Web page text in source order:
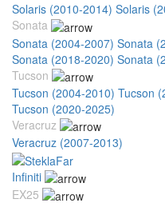
Solaris (2010-2014) Solaris
Sonata
Sonata (2004-2007) Sonata
Sonata (2018-2020) Sonata
Tucson
Tucson (2004-2010) Tucson
Tucson (2020-2025)
Veracruz
Veracruz (2007-2013)
Infiniti
EX25